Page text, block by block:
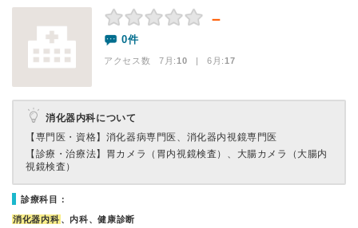
－
0件
アクセス数 7月:10 | 6月:17
消化器内科について
【専門医・資格】 消化器病専門医、消化器内視鏡専門医
【診療・治療法】 胃カメラ（胃内視鏡検査）、大腸カメラ（大腸内
視鏡検査）
診療科目：
消化器内科 、内科、健康診断